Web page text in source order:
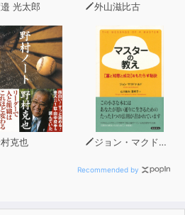
つでもどこでも 学べる
スクなどの発達により 低コス
る
ブック配信サービス
年6月時点で会員数250万人
大の一途をたどっています。
光太郎 外山滋比古
克也 ジョン・マクドナルド
Recommended by